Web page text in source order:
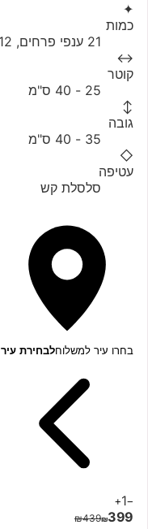
✦
כמות
21 ענפי פרחים, 12 אלמנטים ירוקים
↔
קוטר
25 - 40 ס"מ
↕
גובה
35 - 40 ס"מ
◇
עטיפה
סלסלת קש
בחרו עיר למשלוחלבחירת עיר
−
1
+
₪439₪399